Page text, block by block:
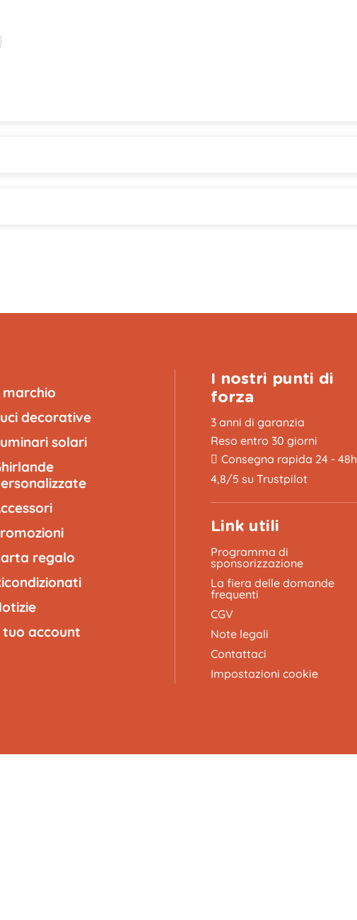
marchio
decorative
solari
regalo
tuo account
I nostri punti di
forza
3 anni di garanzia
Reso entro 30 giorni
Consegna rapida 24 - 48h
4,8/5 su Trustpilot
Link utili
Programma di
sponsorizzazione
La fiera delle domande
frequenti
CGV
Note legali
Contattaci
Impostazioni cookie